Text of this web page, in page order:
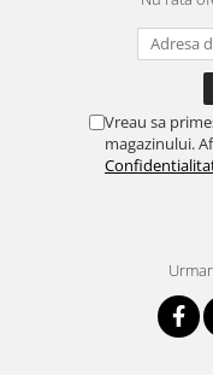
Vreau sa
magazinului.